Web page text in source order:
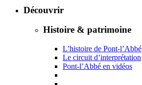
Découvrir
Histoire & patrimoine
L’histoire de Pont-l’Abbé
Le circuit d’interprétation
Pont-l’Abbé en vidéos